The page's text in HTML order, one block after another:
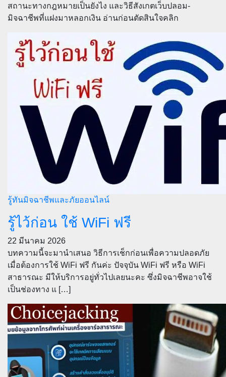
สถานะทางกฎหมายเป็นยังไง และวิธีสังเกตเว็บปลอม-
มิจฉาชีพที่แฝงมาหลอกเงิน อ่านก่อนตัดสินใจคลิก
รู้ทันมิจฉาชีพและภัยออนไลน์
รู้ไว้ก่อน ใช้ WiFi ฟรี
22 มีนาคม 2026
บทความนี้จะมานำเสนอ วิธีการเช็กก่อนเพื่อความปลอดภัย
เมื่อต้องการใช้ WiFi ฟรี กันค่ะ ปัจจุบัน WiFi ฟรี หรือ WiFi
สาธารณะ มีให้บริการอยู่ทั่วไปเลยนะคะ ซึ่งมิจฉาชีพอาจใช้
เป็นช่องทาง แ […]